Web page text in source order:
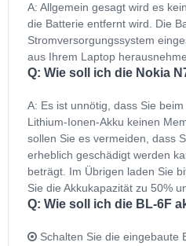
A: Allgemein gesagt wird es
die Batterie entfernt wird. Die
Stromversorgungssystem
aus Ihrem Laptop
Q: Wie soll ich die Nokia
A: Es ist unnötig, dass Sie
Lithium-Ionen-Akku keinen
sollen Sie es vermeiden, dass
erheblich geschädigt werden
beträgt. Im Übrigen laden Sie
Sie die Akkukapazität zu 50%
Q: Wie soll ich die BL-6F
Schalten Sie die eingebaute